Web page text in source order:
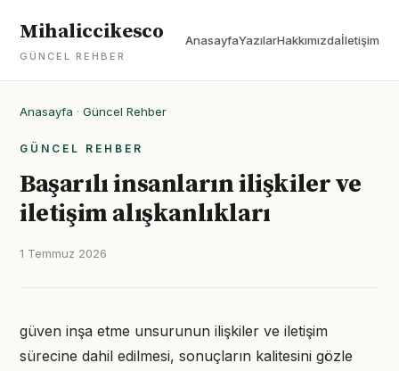
Mihaliccikesco
GÜNCEL REHBER
AnasayfaYazılarHakkımızdaİletişim
Anasayfa · Güncel Rehber
GÜNCEL REHBER
Başarılı insanların ilişkiler ve
iletişim alışkanlıkları
1 Temmuz 2026
güven inşa etme unsurunun ilişkiler ve iletişim
sürecine dahil edilmesi, sonuçların kalitesini gözle